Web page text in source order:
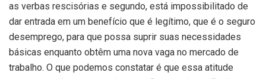
as verbas rescisórias e segundo, está impossibilitado de
dar entrada em um benefício que é legítimo, que é o seguro
desemprego, para que possa suprir suas necessidades
básicas enquanto obtêm uma nova vaga no mercado de
trabalho. O que podemos constatar é que essa atitude